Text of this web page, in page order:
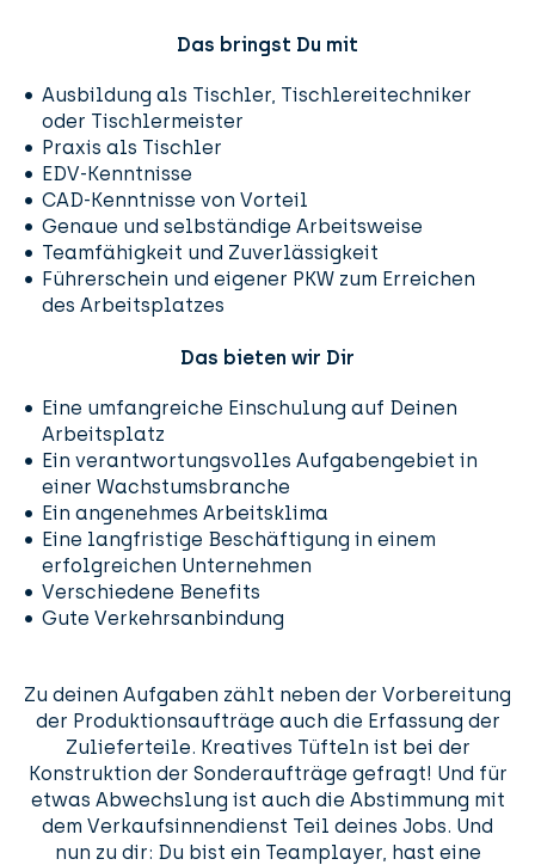
Das bringst Du mit
Ausbildung als Tischler, Tischlereitechniker
oder Tischlermeister
Praxis als Tischler
EDV-Kenntnisse
CAD-Kenntnisse von Vorteil
Genaue und selbständige Arbeitsweise
Teamfähigkeit und Zuverlässigkeit
Führerschein und eigener PKW zum Erreichen
des Arbeitsplatzes
Das bieten wir Dir
Eine umfangreiche Einschulung auf Deinen
Arbeitsplatz
Ein verantwortungsvolles Aufgabengebiet in
einer Wachstumsbranche
Ein angenehmes Arbeitsklima
Eine langfristige Beschäftigung in einem
erfolgreichen Unternehmen
Verschiedene Benefits
Gute Verkehrsanbindung
Zu deinen Aufgaben zählt neben der Vorbereitung
der Produktionsaufträge auch die Erfassung der
Zulieferteile. Kreatives Tüfteln ist bei der
Konstruktion der Sonderaufträge gefragt! Und für
etwas Abwechslung ist auch die Abstimmung mit
dem Verkaufsinnendienst Teil deines Jobs. Und
nun zu dir: Du bist ein Teamplayer, hast eine